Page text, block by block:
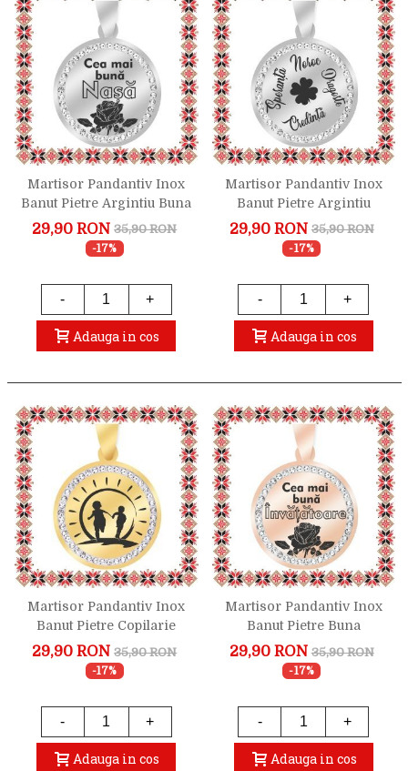
Martisor Pandantiv Inox
Banut Pietre Argintiu Buna
Nasa
29,90 RON 35,90 RON
-17%
- +
Adauga in cos
Martisor Pandantiv Inox
Banut Pietre Argintiu
Trifoi Simboluri
29,90 RON 35,90 RON
-17%
- +
Adauga in cos
Martisor Pandantiv Inox
Banut Pietre Copilarie
Auriu
29,90 RON 35,90 RON
-17%
- +
Adauga in cos
Martisor Pandantiv Inox
Banut Pietre Buna
Invatatoare Rose Gold
29,90 RON 35,90 RON
-17%
- +
Adauga in cos